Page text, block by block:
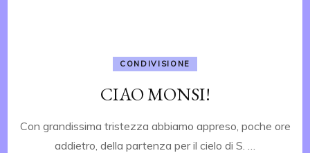
CONDIVISIONE
CIAO MONSI!
Con grandissima tristezza abbiamo appreso, poche ore
addietro, della partenza per il cielo di S. …